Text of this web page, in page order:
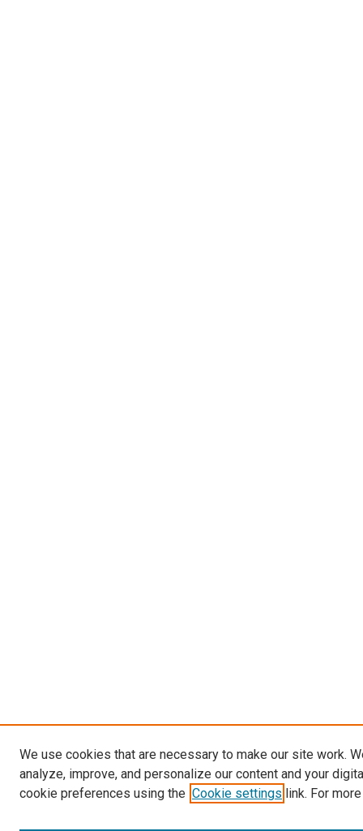
We use cookies that are necessary to make our site work.
analyze, improve, and personalize our content and your
cookie preferences using the Cookie settings link. For